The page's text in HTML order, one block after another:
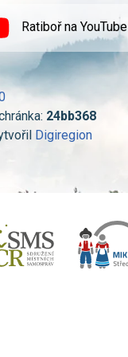
Ratiboř na YouTube
24bb368
Digiregion